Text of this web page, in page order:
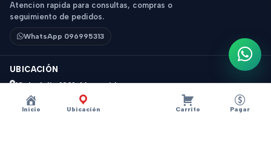
Inicio Ubicación Carrito Pagar
Atencion rapida para consultas, compras o
seguimiento de pedidos.
WhatsApp 096995313
UBICACIÓN
18 de Julio 1831, Montevideo
Horario: 9 a 18 hs